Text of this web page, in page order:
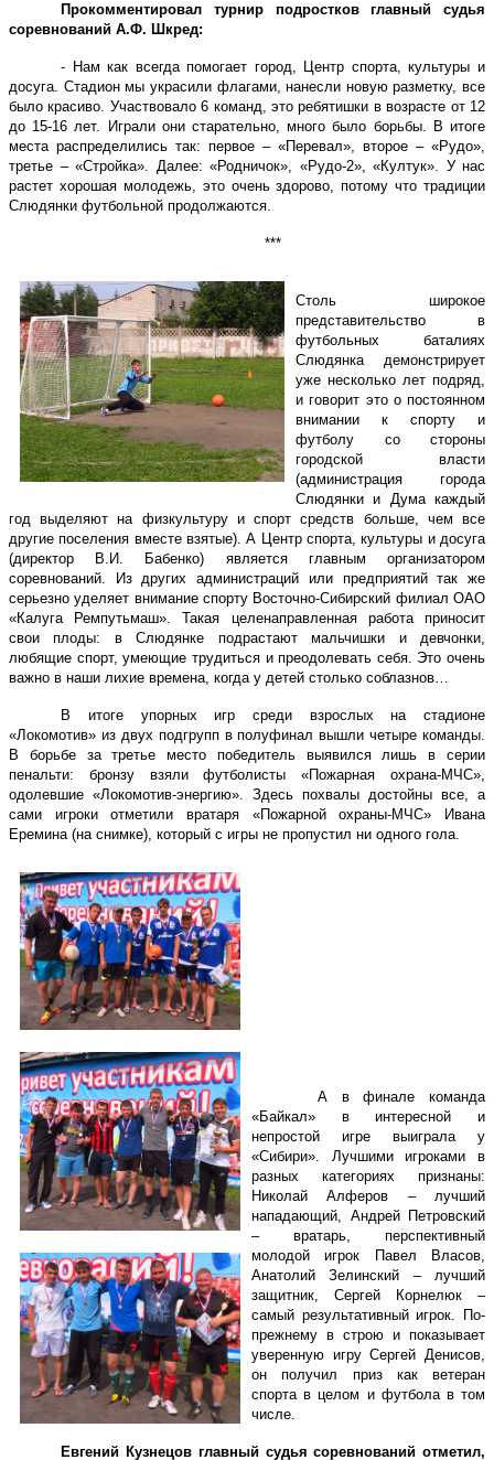
Прокомментировал турнир подростков главный судья
соревнований А.Ф. Шкред:
- Нам как всегда помогает город, Центр спорта, культуры и
досуга. Стадион мы украсили флагами, нанесли новую разметку, все
было красиво. Участвовало 6 команд, это ребятишки в возрасте от 12
до 15-16 лет. Играли они старательно, много было борьбы. В итоге
места распределились так: первое – «Перевал», второе – «Рудо»,
третье – «Стройка». Далее: «Родничок», «Рудо-2», «Култук». У нас
растет хорошая молодежь, это очень здорово, потому что традиции
Слюдянки футбольной продолжаются.
***
Столь широкое
представительство в
футбольных баталиях
Слюдянка демонстрирует
уже несколько лет подряд,
и говорит это о постоянном
внимании к спорту и
футболу со стороны
городской власти
(администрация города
Слюдянки и Дума каждый
год выделяют на физкультуру и спорт средств больше, чем все
другие поселения вместе взятые). А Центр спорта, культуры и досуга
(директор В.И. Бабенко) является главным организатором
соревнований. Из других администраций или предприятий так же
серьезно уделяет внимание спорту Восточно-Сибирский филиал ОАО
«Калуга Ремпутьмаш». Такая целенаправленная работа приносит
свои плоды: в Слюдянке подрастают мальчишки и девчонки,
любящие спорт, умеющие трудиться и преодолевать себя. Это очень
важно в наши лихие времена, когда у детей столько соблазнов…
В итоге упорных игр среди взрослых на стадионе
«Локомотив» из двух подгрупп в полуфинал вышли четыре команды.
В борьбе за третье место победитель выявился лишь в серии
пенальти: бронзу взяли футболисты «Пожарная охрана-МЧС»,
одолевшие «Локомотив-энергию». Здесь похвалы достойны все, а
сами игроки отметили вратаря «Пожарной охраны-МЧС» Ивана
Еремина (на снимке), который с игры не пропустил ни одного гола.
А в финале команда
«Байкал» в интересной и
непростой игре выиграла у
«Сибири». Лучшими игроками в
разных категориях признаны:
Николай Алферов – лучший
нападающий, Андрей Петровский
– вратарь, перспективный
молодой игрок Павел Власов,
Анатолий Зелинский – лучший
защитник, Сергей Корнелюк –
самый результативный игрок. По-
прежнему в строю и показывает
уверенную игру Сергей Денисов,
он получил приз как ветеран
спорта в целом и футбола в том
числе.
Евгений Кузнецов главный судья соревнований отметил,